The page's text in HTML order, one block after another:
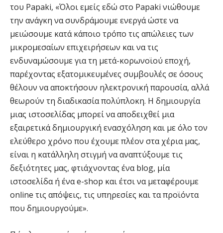
του Papaki, «Όλοι εμείς εδώ στο Papaki νιώθουμε
την ανάγκη να συνδράμουμε ενεργά ώστε να
μειώσουμε κατά κάποιο τρόπο τις απώλειες των
μικρομεσαίων επιχειρήσεων και να τις
ενδυναμώσουμε για τη μετά-κορωνοϊού εποχή,
παρέχοντας εξατομικευμένες συμβουλές σε όσους
θέλουν να αποκτήσουν ηλεκτρονική παρουσία, αλλά
θεωρούν τη διαδικασία πολύπλοκη. Η δημιουργία
μιας ιστοσελίδας μπορεί να αποδειχθεί μια
εξαιρετικά δημιουργική ενασχόληση και με όλο τον
ελεύθερο χρόνο που έχουμε πλέον στα χέρια μας,
είναι η κατάλληλη στιγμή να αναπτύξουμε τις
δεξιότητες μας, φτιάχνοντας ένα blog, μία
ιστοσελίδα ή ένα e-shop και έτσι να μεταφέρουμε
online τις απόψεις, τις υπηρεσίες και τα προϊόντα
που δημιουργούμε».